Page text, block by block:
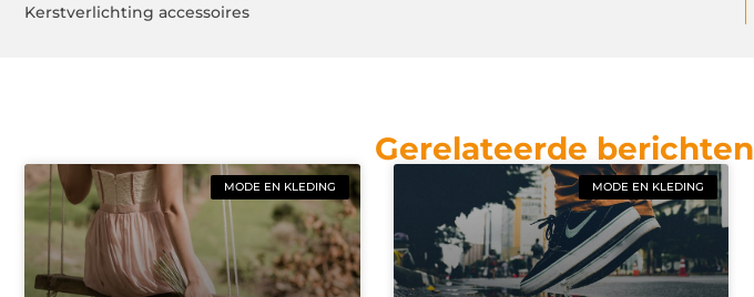
Kerstverlichting accessoires
Gerelateerde berichten
MODE EN KLEDING MODE EN KLEDING